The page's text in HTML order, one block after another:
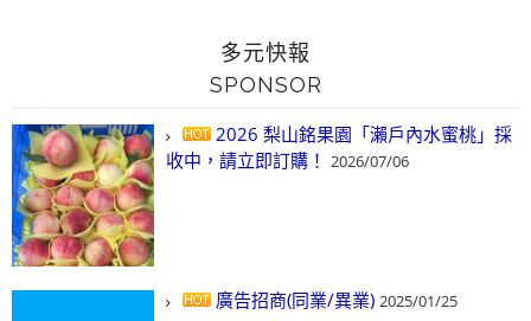
多元快報
SPONSOR
2026 梨山銘果園「瀨戶內水蜜桃」採
收中，請立即訂購！ 2026/07/06
廣告招商(同業/異業) 2025/01/25